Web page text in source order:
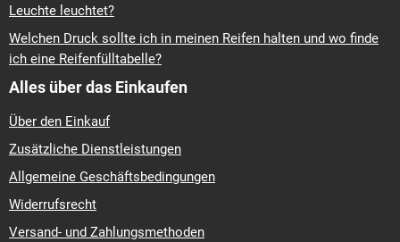
Leuchte leuchtet?
Welchen Druck sollte ich in meinen Reifen halten und wo finde
ich eine Reifenfülltabelle?
Alles über das Einkaufen
Über den Einkauf
Zusätzliche Dienstleistungen
Allgemeine Geschäftsbedingungen
Widerrufsrecht
Versand- und Zahlungsmethoden